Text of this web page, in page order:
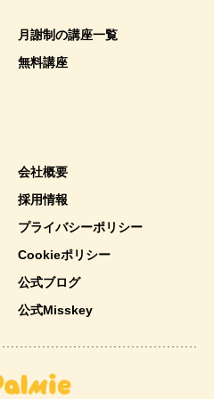
月謝制の講座一覧
無料講座
会社概要
採用情報
プライバシーポリシー
Cookieポリシー
公式ブログ
公式Misskey